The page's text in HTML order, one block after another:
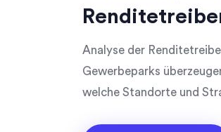
Analyse der
Gewerbeparks
welche Standorte und